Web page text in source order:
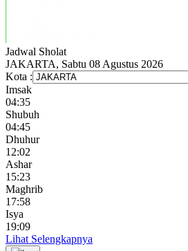
Jadwal Sholat
JAKARTA, Sabtu 08 Agustus 2026
Kota :
Imsak
04:35
Shubuh
04:45
Dhuhur
12:02
Ashar
15:23
Maghrib
17:58
Isya
19:09
Lihat Selengkapnya